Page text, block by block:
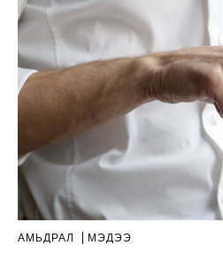
АМЬДРАЛ МЭДЭЭ